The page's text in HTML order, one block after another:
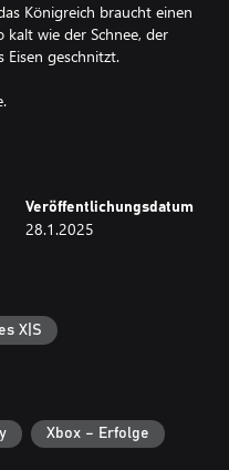
Königreich braucht einen
kalt wie der Schnee, der
Eisen geschnitzt.
auf, erlege sie und
aus denen du
Obacht: Diese
gut sie können.
um zu überleben.
bringe blitzartig
Veröffentlichungsdatum
28.1.2025
X|S
Xbox – Erfolge